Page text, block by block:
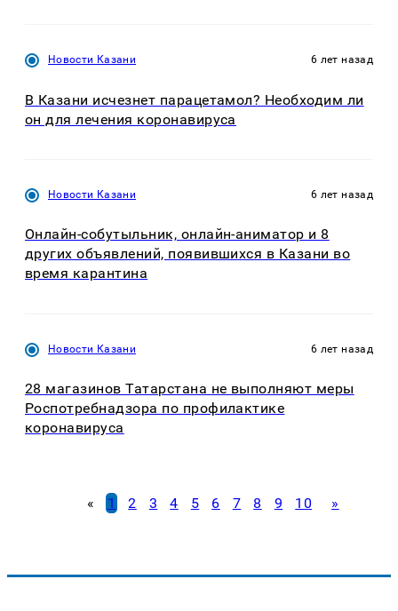
Новости Казани 6 лет назад
В Казани исчезнет парацетамол? Необходим ли
он для лечения коронавируса
Новости Казани 6 лет назад
Онлайн-собутыльник, онлайн-аниматор и 8
других объявлений, появившихся в Казани во
время карантина
Новости Казани 6 лет назад
28 магазинов Татарстана не выполняют меры
Роспотребнадзора по профилактике
коронавируса
« 1 2 3 4 5 6 7 8 9 10 »